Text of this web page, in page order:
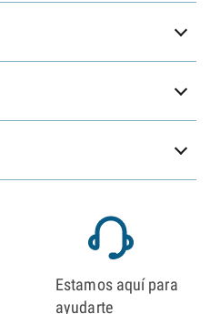
Estamos aquí para
ayudarte